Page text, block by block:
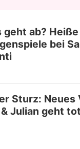
geht ab? Heiße
bei
Sturz: Neues
Julian geht